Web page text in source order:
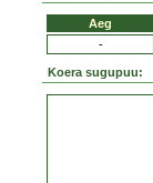
Aeg
-
Koera sugupuu: